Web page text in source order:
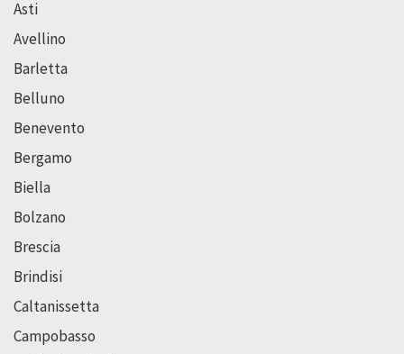
Asti
Avellino
Barletta
Belluno
Benevento
Bergamo
Biella
Bolzano
Brescia
Brindisi
Caltanissetta
Campobasso